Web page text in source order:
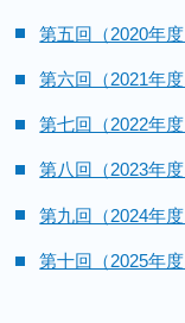
第五回（2020年
第六回（2021年
第七回（2022年
第八回（2023年
第九回（2024年
第十回（2025年